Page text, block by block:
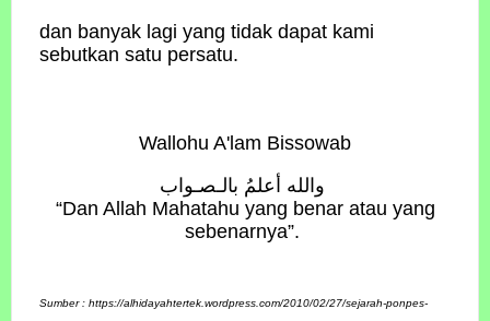
dan banyak lagi yang tidak dapat kami
sebutkan satu persatu.
Wallohu A'lam Bissowab
“Dan Allah Mahatahu yang benar atau yang
sebenarnya”.
Sumber : https://alhidayahtertek.wordpress.com/2010/02/27/sejarah-ponpes-